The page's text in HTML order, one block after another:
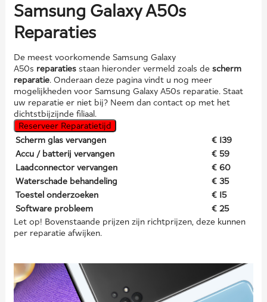
Samsung Galaxy A50s
Reparaties
De meest voorkomende Samsung Galaxy
A50s reparatiesstaan hieronder vermeld zoals de scherm
reparatie. Onderaan deze pagina vindt u nog meer
mogelijkheden voor Samsung Galaxy A50s reparatie. Staat
uw reparatie er niet bij? Neem dan contact op met het
dichtstbijzijnde filiaal.
Reserveer Reparatietijd
Scherm glas vervangen
€ 139
Accu / batterij vervangen
€ 59
Laadconnector vervangen
€ 60
Waterschade behandeling
€ 35
Toestel onderzoeken
€ 15
Software probleem
€ 25
Let op! Bovenstaande prijzen zijn richtprijzen, deze kunnen
per reparatie afwijken.